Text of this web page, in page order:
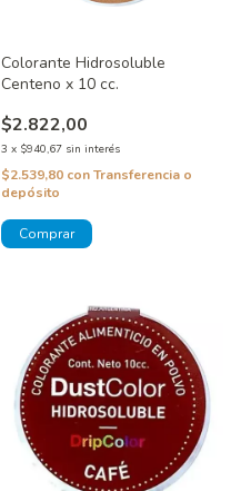
Colorante Hidrosoluble
Centeno x 10 cc.
$2.822,00
3 x $940,67 sin interés
$2.539,80 conTransferencia o
depósito